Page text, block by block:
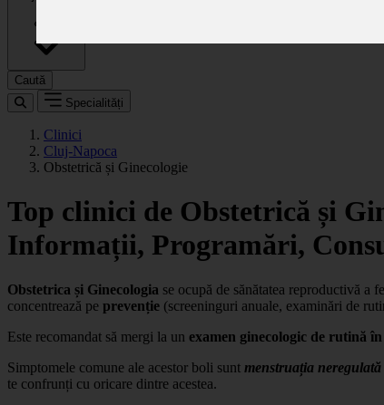
Caută
Specialități
Clinici
Cluj-Napoca
Obstetrică și Ginecologie
Top clinici de Obstetrică și
Informații, Programări,
Obstetrica și Ginecologia se ocupă de sănătatea reproductivă a
concentrează pe prevenție (screeninguri anuale, examinări de
Este recomandat să mergi la un examen ginecologic de rutină
Simptomele comune ale acestor boli sunt menstruația
te confrunți cu oricare dintre acestea.